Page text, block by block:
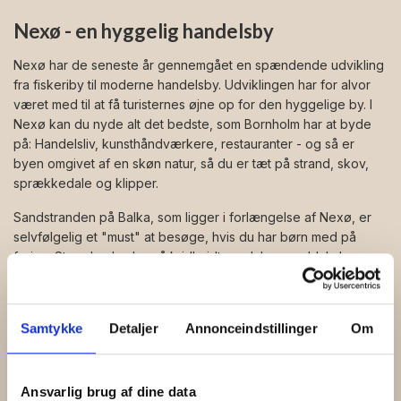
Samtykke Detaljer Annonceindstillinger Om
Ansvarlig brug af dine data
Nexø - en hyggelig handelsby
Nexø har de seneste år gennemgået en spændende udvikling
fra fiskeriby til moderne handelsby. Udviklingen har for alvor
været med til at få turisternes øjne op for den hyggelige by. I
Nexø kan du nyde alt det bedste, som Bornholm har at byde
på: Handelsliv, kunsthåndværkere, restauranter - og så er
byen omgivet af en skøn natur, så du er tæt på strand, skov,
sprækkedale og klipper.
Sandstranden på Balka, som ligger i forlængelse af Nexø, er
selvfølgelig et "must" at besøge, hvis du har børn med på
ferien. Stranden byder på kridhvidt sand, lav vanddybde og
blåt hav, så langt øjet rækker. Men der er også masser af
Nexøs fortid som fiskeriby kan du opleve på byens museum,
som ligger mindre end 100 meter fra de flotte ferielejligheder
dramatiske dage i maj 1945. Mens resten af Danmark fejrede